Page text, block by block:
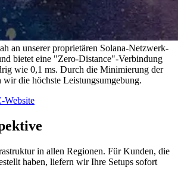
an unserer proprietären Solana-Netzwerk-
bietet eine "Zero-Distance"-Verbindung
wie 0,1 ms. Durch die Minimierung der
die höchste Leistungsumgebung.
Website
in allen Regionen. Für Kunden, die
haben, liefern wir Ihre Setups sofort